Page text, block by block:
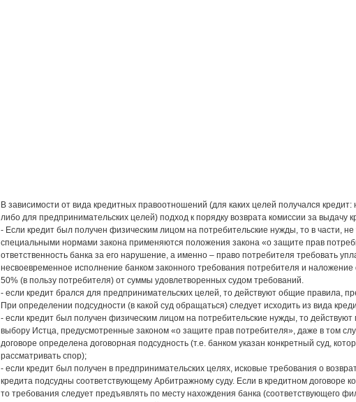
В зависимости от вида кредитных правоотношений (для каких целей получался
либо для предпринимательских целей) подход к порядку возврата комиссии за выдачу
- Если кредит был получен физическим лицом на потребительские нужды, то в части, не
специальными нормами закона применяются положения закона «о защите прав
ответственность банка за его нарушение, а именно – право потребителя требовать
несвоевременное исполнение банком законного требования потребителя и
50% (в пользу потребителя) от суммы удовлетворенных судом требований.
- если кредит брался для предпринимательских целей, то действуют общие правила,
При определении подсудности (в какой суд обращаться) следует исходить из вида
- если кредит был получен физическим лицом на потребительские нужды, то действуют
выбору Истца, предусмотренные законом «о защите прав потребителя», даже в том
договоре определена договорная подсудность (т.е. банком указан конкретный суд,
рассматривать спор);
- если кредит был получен в предпринимательских целях, исковые требования о
кредита подсудны соответствующему Арбитражному суду. Если в кредитном договоре
то требования следует предъявлять по месту нахождения банка (соответствующего